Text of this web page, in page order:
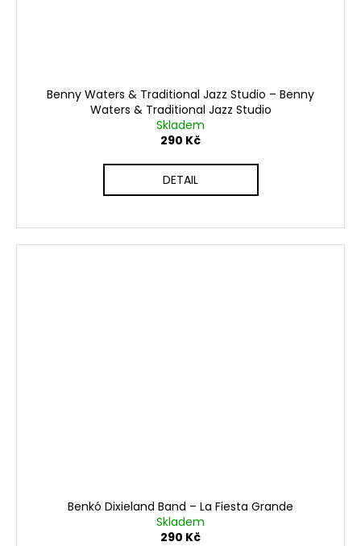
Benny Waters & Traditional Jazz Studio – Benny
Waters & Traditional Jazz Studio
Skladem
290 Kč
DETAIL
Benkó Dixieland Band ‎– La Fiesta Grande
Skladem
290 Kč